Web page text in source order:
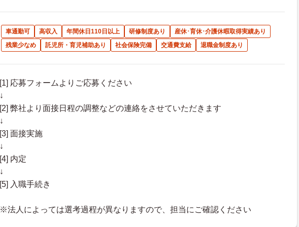
車通勤可 高収入 年間休日110日以上 研修制度あり
産休･育休･介護休暇取得実績あり
残業少なめ
託児所・育児補助あり 社会保険完備 交通費支給 退職金制度あり
[1] 応募フォームよりご応募ください
↓
[2] 弊社より面接日程の調整などの連絡をさせていただきます
↓
[3] 面接実施
↓
[4] 内定
↓
[5] 入職手続き
※法人によっては選考過程が異なりますので、担当にご確認ください